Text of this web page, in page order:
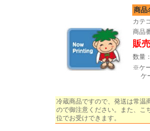
商品
カテ
商品
販
数量：
※ケ
ケ
冷蔵商品ですので、発送は常温
ので御注意ください。また、こ
位でお受けできます。